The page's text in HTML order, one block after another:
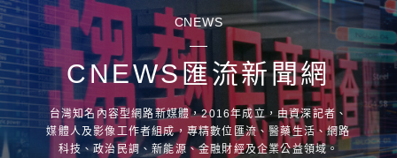
CNEWS
CNEWS匯流新聞網
台灣知名內容型網路新媒體，2016年成立，由資深記者、
媒體人及影像工作者組成，專精數位匯流、醫藥生活、網路
科技、政治民調、新能源、金融財經及企業公益領域。